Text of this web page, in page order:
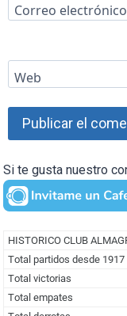
Correo electrónico
Web
Si te gusta nuestro